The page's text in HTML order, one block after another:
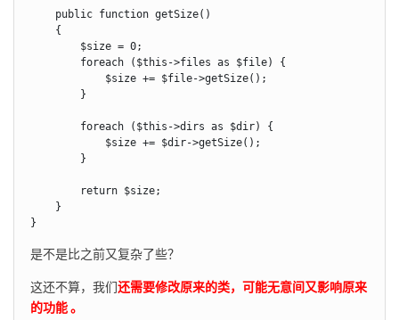
    public function getSize()
    {
        $size = 0;
        foreach ($this->files as $file) {
            $size += $file->getSize();
        }
        foreach ($this->dirs as $dir) {
            $size += $dir->getSize();
        }
        return $size;
    }
}
是不是比之前又复杂了些？
这还不算，我们还需要修改原来的类，可能无意间又影响原来
的功能 。